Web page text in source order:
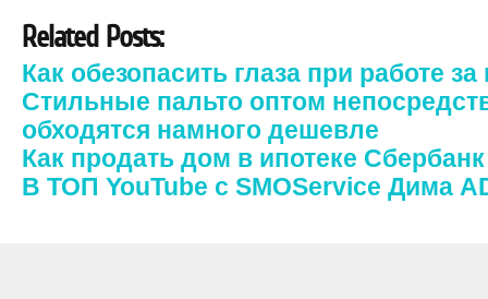
Related Posts:
Как обезопасить глаза при работе
Стильные пальто оптом
обходятся намного дешевле
Как продать дом в ипотеке Сбербанк
В ТОП YouTube с SMOService Дима